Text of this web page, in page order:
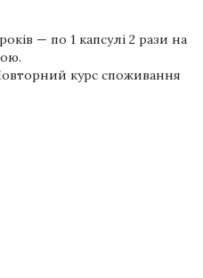
— по 1 капсулі 2 рази на
курс споживання